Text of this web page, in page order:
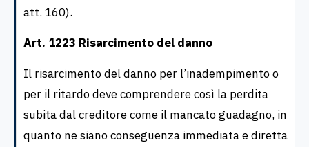
att. 160).
Art. 1223 Risarcimento del danno
Il risarcimento del danno per l’inadempimento o
per il ritardo deve comprendere così la perdita
subita dal creditore come il mancato guadagno, in
quanto ne siano conseguenza immediata e diretta